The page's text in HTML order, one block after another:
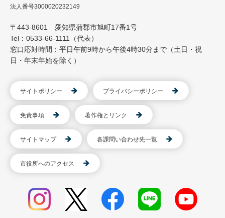
法人番号3000020232149
〒443-8601 愛知県蒲郡市旭町17番1号
Tel：0533-66-1111（代表）
窓口応対時間：平日午前9時から午後4時30分まで（土日・祝
日・年末年始を除く）
サイトポリシー プライバシーポリシー
免責事項 著作権とリンク
サイトマップ 各課問い合わせ先一覧
市役所へのアクセス